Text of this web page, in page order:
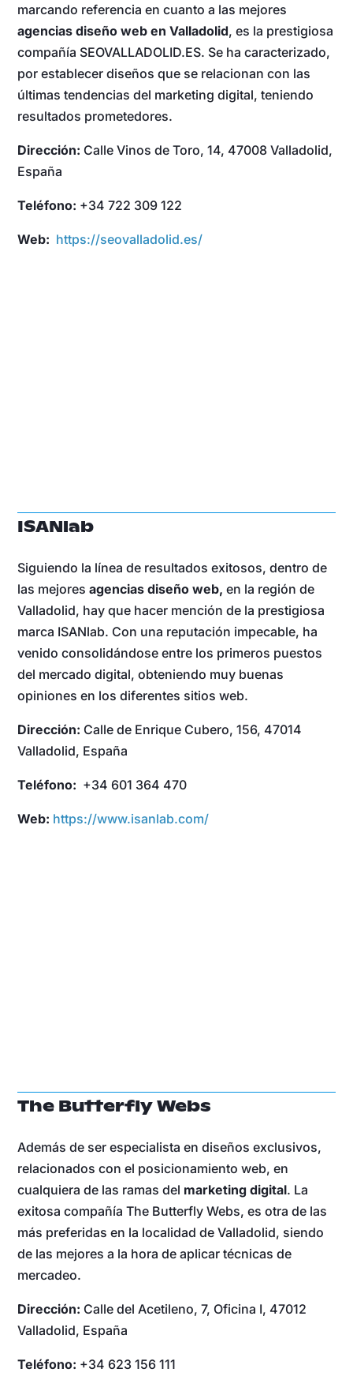
marcando referencia en cuanto a las mejores
agencias diseño web en Valladolid, es la prestigiosa
compañía SEOVALLADOLID.ES. Se ha caracterizado,
por establecer diseños que se relacionan con las
últimas tendencias del marketing digital, teniendo
resultados prometedores.
Dirección: Calle Vinos de Toro, 14, 47008 Valladolid,
España
Teléfono: +34 722 309 122
Web: https://seovalladolid.es/
ISANlab
Siguiendo la línea de resultados exitosos, dentro de
las mejoresagencias diseño web, en la región de
Valladolid, hay que hacer mención de la prestigiosa
marca ISANlab. Con una reputación impecable, ha
venido consolidándose entre los primeros puestos
del mercado digital, obteniendo muy buenas
opiniones en los diferentes sitios web.
Dirección: Calle de Enrique Cubero, 156, 47014
Valladolid, España
Teléfono: +34 601 364 470
Web: https://www.isanlab.com/
The Butterfly Webs
Además de ser especialista en diseños exclusivos,
relacionados con el posicionamiento web, en
cualquiera de las ramas del marketing digital. La
exitosa compañía The Butterfly Webs, es otra de las
más preferidas en la localidad de Valladolid, siendo
de las mejores a la hora de aplicar técnicas de
mercadeo.
Dirección: Calle del Acetileno, 7, Oficina I, 47012
Valladolid, España
Teléfono: +34 623 156 111